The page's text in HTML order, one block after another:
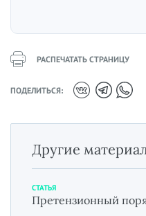
РАСПЕЧАТАТЬ СТРАНИЦУ
ПОДЕЛИТЬСЯ:
Другие
СТАТЬЯ
Претензионный